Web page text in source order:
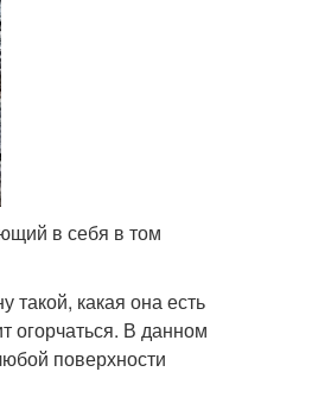
в себя в том
такой, какая она есть
огорчаться. В данном
поверхности